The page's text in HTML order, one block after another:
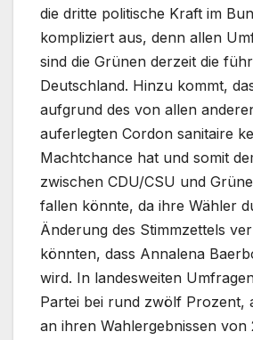
die dritte politische Kraft im
kompliziert aus, denn allen
sind die Grünen derzeit die
Deutschland. Hinzu kommt,
aufgrund des von allen
auferlegten Cordon sanitaire
Machtchance hat und somit
zwischen CDU/CSU und
fallen könnte, da ihre Wähler
Änderung des Stimmzettels
könnten, dass Annalena
wird. In landesweiten
Partei bei rund zwölf Prozent,
an ihren Wahlergebnissen von